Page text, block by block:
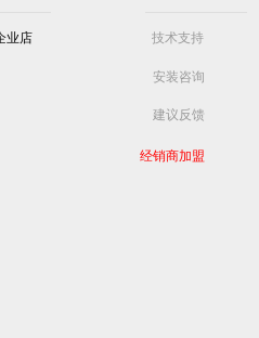
业店 技术支持
安装咨询
建议反馈
经销商加盟